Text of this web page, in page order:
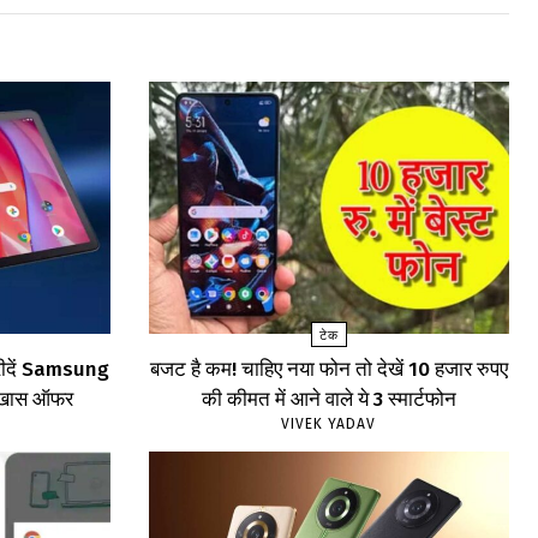
Samsung
ऑफर
टेक
बजट है कम! चाहिए नया फोन तो देखें 10 हजार रुपए
की कीमत में आने वाले ये 3 स्मार्टफोन
VIVEK YADAV